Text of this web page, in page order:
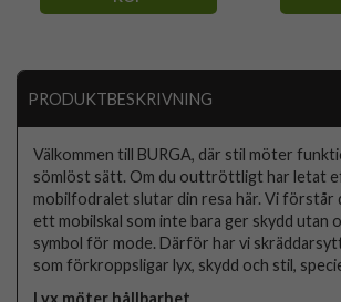
PRODUKTBESKRIVNING
Välkommen till BURGA, där stil möter
sömlöst sätt. Om du outtröttligt har letat
mobilfodralet slutar din resa här. Vi förstår
ett mobilskal som inte bara ger skydd utan
symbol för mode. Därför har vi
som förkroppsligar lyx, skydd och stil,
Lyx möter hållbarhet